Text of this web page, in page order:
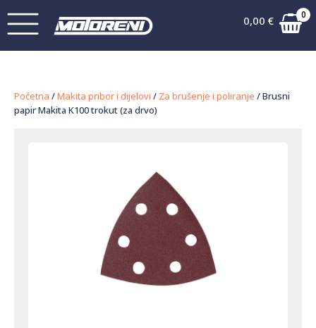
0,00 € 0
Početna /Makita pribor i dijelovi / Za brušenje i poliranje / Brusni
papir Makita K100 trokut (za drvo)